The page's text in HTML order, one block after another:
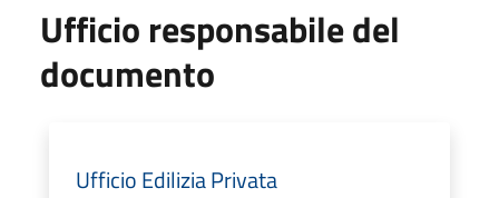
Ufficio responsabile del
documento
Ufficio Edilizia Privata